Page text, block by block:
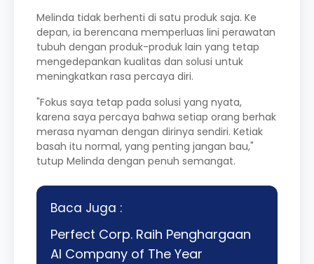
Melinda tidak berhenti di satu produk saja. Ke
depan, ia berencana memperluas lini perawatan
tubuh dengan produk-produk lain yang tetap
mengedepankan kualitas dan solusi untuk
meningkatkan rasa percaya diri.
"Fokus saya tetap pada solusi yang nyata,
karena saya percaya bahwa setiap orang berhak
merasa nyaman dengan dirinya sendiri. Ketiak
basah itu normal, yang penting jangan bau,"
tutup Melinda dengan penuh semangat.
Baca Juga :
Perfect Corp. Raih Penghargaan
AI Company of The Year